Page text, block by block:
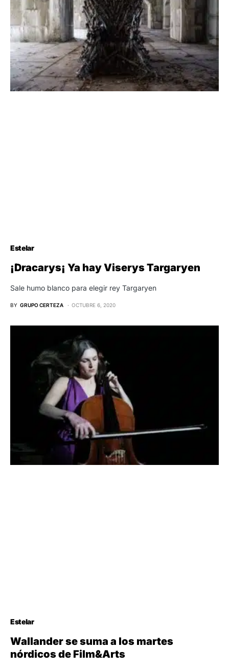
Estelar
¡Dracarys¡ Ya hay Viserys Targaryen
Sale humo blanco para elegir rey Targaryen
BY GRUPO CERTEZA OCTUBRE 6, 2020
Estelar
Wallander se suma a los martes
nórdicos de Film&Arts